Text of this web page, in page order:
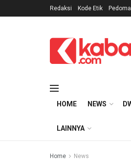
Redaksi Kode Etik
HOME NEWS
LAINNYA
Home News